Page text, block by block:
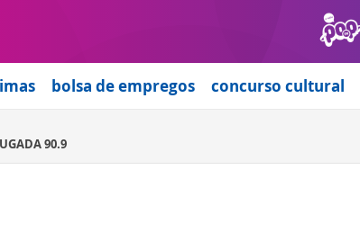
bolsa de empregos concurso cultural
90.9